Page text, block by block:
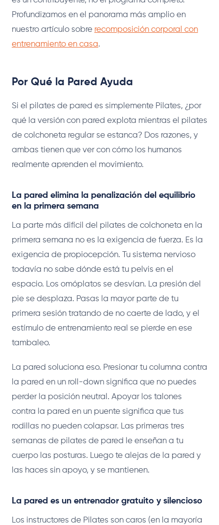
Profundizamos en el panorama más amplio en
nuestro artículo sobre recomposición corporal con
entrenamiento en casa.
Por Qué la Pared Ayuda
Si el pilates de pared es simplemente Pilates, ¿por
qué la versión con pared explota mientras el pilates
de colchoneta regular se estanca? Dos razones, y
ambas tienen que ver con cómo los humanos
realmente aprenden el movimiento.
La pared elimina la penalización del equilibrio
en la primera semana
La parte más difícil del pilates de colchoneta en la
primera semana no es la exigencia de fuerza. Es la
exigencia de propiocepción. Tu sistema nervioso
todavía no sabe dónde está tu pelvis en el
espacio. Los omóplatos se desvían. La presión del
pie se desplaza. Pasas la mayor parte de tu
primera sesión tratando de no caerte de lado, y el
estímulo de entrenamiento real se pierde en ese
tambaleo.
La pared soluciona eso. Presionar tu columna contra
la pared en un roll-down significa que no puedes
perder la posición neutral. Apoyar los talones
contra la pared en un puente significa que tus
rodillas no pueden colapsar. Las primeras tres
semanas de pilates de pared le enseñan a tu
cuerpo las posturas. Luego te alejas de la pared y
las haces sin apoyo, y se mantienen.
La pared es un entrenador gratuito y silencioso
Los instructores de Pilates son caros (en la mayoría